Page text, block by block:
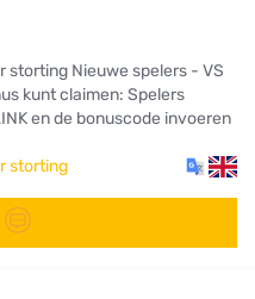
Nieuwe spelers - VS
kunt claimen: Spelers
en de bonuscode invoeren
storting